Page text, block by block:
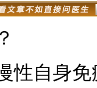
性自身